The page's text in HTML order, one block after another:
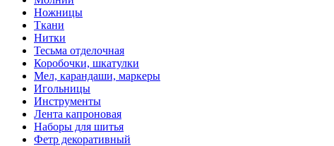
Ножницы
Ткани
Нитки
Тесьма отделочная
Коробочки, шкатулки
Мел, карандаши, маркеры
Игольницы
Инструменты
Лента капроновая
Наборы для шитья
Фетр декоративный